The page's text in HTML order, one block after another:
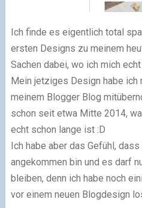
Ich finde es eigentlich total
ersten Designs zu meinem
Sachen dabei, wo ich mich
Mein jetziges Design habe ich
meinem Blogger Blog
schon seit etwa Mitte 2014,
echt schon lange ist :D
Ich habe aber das Gefühl,
angekommen bin und es darf
bleiben, denn ich habe noch
vor einem neuen Blogdesign